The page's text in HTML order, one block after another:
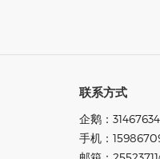
联系方式
企鹅：
手机：